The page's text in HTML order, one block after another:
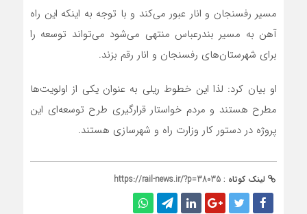
مسیر رفسنجان و انار عبور می‌کند و با توجه به اینکه این راه
آهن به مسیر بندرعباس منتهی می‌شود می‌تواند توسعه را
برای شهرستان‌های رفسنجان و انار رقم بزند.
او بیان کرد: لذا این خطوط ریلی به عنوان یکی از اولویت‌ها
مطرح هستند و مردم خواستار قرارگیری طرح توسعه‌ای این
پروژه در دستور کار وزارت راه و شهرسازی هستند.
لینک کوتاه : https://rail-news.ir/?p=38035